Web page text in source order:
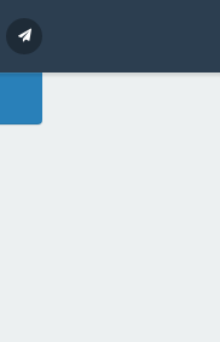
Twitter